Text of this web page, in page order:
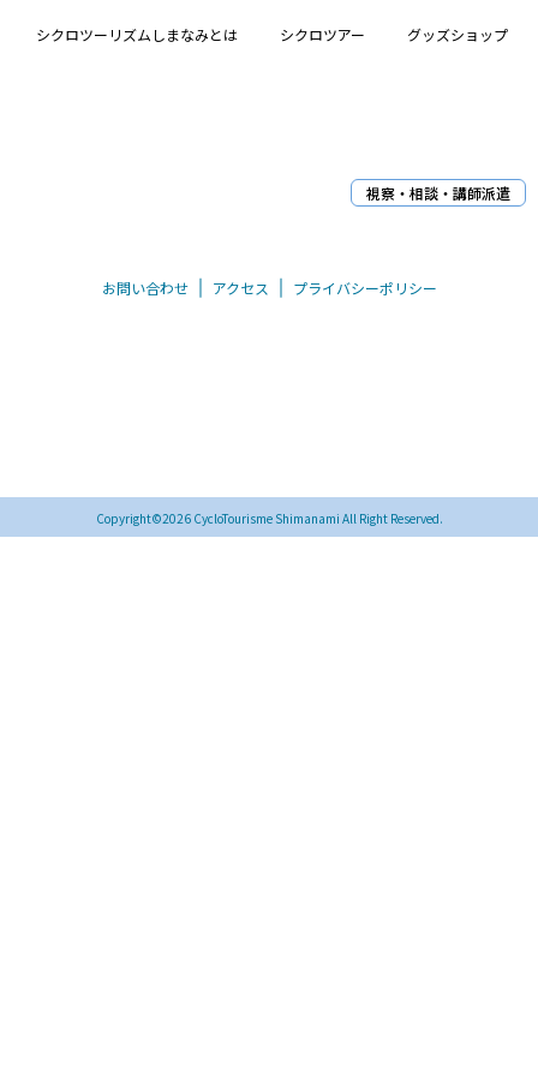
シクロツーリズムしまなみとは シクロツアー グッズショップ
視察・相談・講師派遣
お問い合わせ アクセス プライバシーポリシー
Copyright©2026 CycloTourisme Shimanami All Right Reserved.